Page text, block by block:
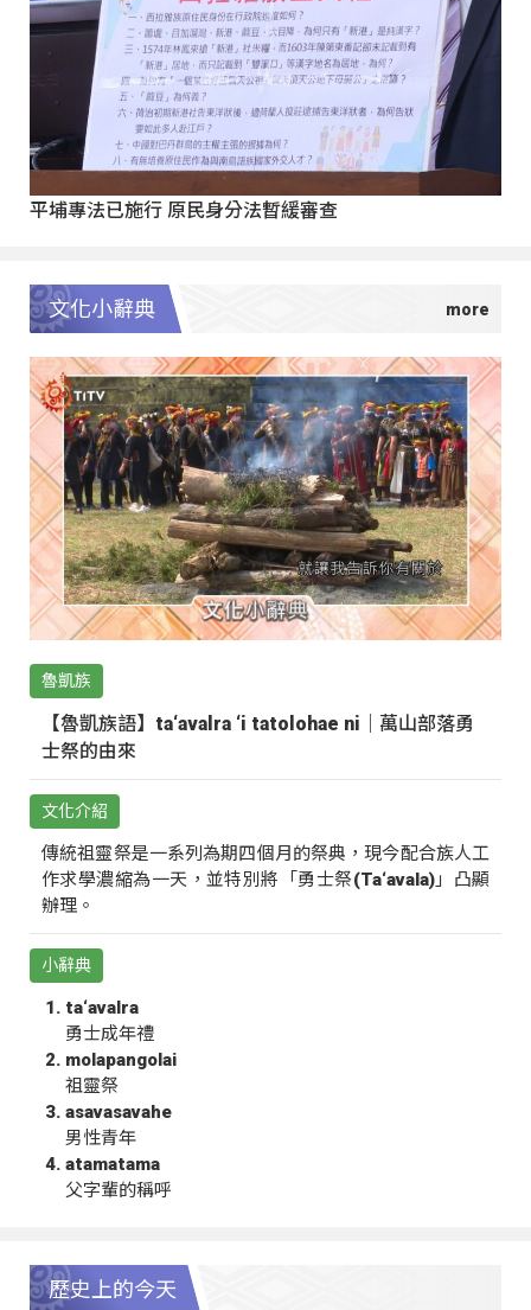
平埔專法已施行 原民身分法暫緩審查
文化小辭典
魯凱族
【魯凱族語】ta‘avalra ‘i tatolohae ni｜萬山部落勇
士祭的由來
文化介紹
傳統祖靈祭是一系列為期四個月的祭典，現今配合族人工
作求學濃縮為一天，並特別將「勇士祭(Ta‘avala)」凸顯
辦理。
小辭典
ta‘avalra
勇士成年禮
molapangolai
祖靈祭
asavasavahe
男性青年
atamatama
父字輩的稱呼
歷史上的今天